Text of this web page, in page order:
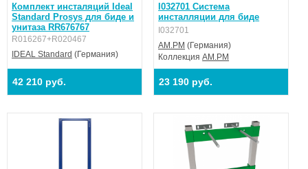
Комплект инсталяций Ideal
Standard Prosys для биде и
унитаза RR676767
R016267+R020467
IDEAL Standard (Германия)
42 210 руб.
I032701 Система
инсталляции для биде
I032701
AM.PM (Германия)
КоллекцияAM.PM
23 190 руб.